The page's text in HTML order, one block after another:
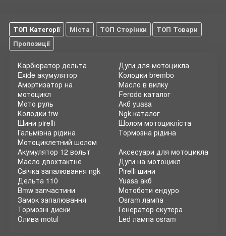
ТОП Категорії Міста ТОП Сторінки
ТОП Товари
Пропозиції
Карбюратор дельта
Exide акумулятор
Амортизатор на
мотоцикл
Мото руль
Колодки trw
Шини pirelli
Гальмівна рідина
Мотоциклетний шолом
Дуги для мотоцикла
Колодки brembo
Масло в вилку
Ferodo каталог
Акб yuasa
Ngk каталог
Шолом мотоцикліста
Тормозна рідина
Акумулятор 12 вольт
Масло двохтактне
Свічка запалювання ngk
Дельта 110
Bmw запчастини
Замок запалювання
Тормозні диски
Олива motul
Аксесуари для мотоцикла
Дуги на мотоцикл
Pirelli шини
Yuasa акб
Мотоботи ендуро
Osram лампа
Генератор скутера
Led лампа osram